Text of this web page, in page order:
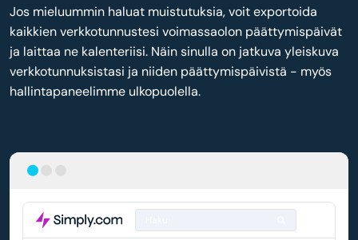
Jos mieluummin haluat muistutuksia, voit exportoida
kaikkien verkkotunnustesi voimassaolon päättymispäivät
ja laittaa ne kalenteriisi. Näin sinulla on jatkuva yleiskuva
verkkotunnuksistasi ja niiden päättymispäivistä - myös
hallintapaneelimme ulkopuolella.